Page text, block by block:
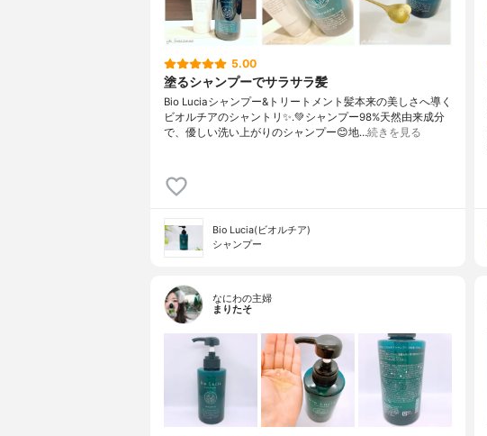
5.00
塗るシャンプーでサラサラ髪
Bio Luciaシャンプー&トリートメント⁡髪本来の美しさへ導く
ビオルチアのシャントリ✨⁡.💚シャンプー98%天然由来成分
で、優しい洗い上がりのシャンプー😊地…続きを見る
Bio Lucia(ビオルチア)
シャンプー
なにわの主婦
まりたそ